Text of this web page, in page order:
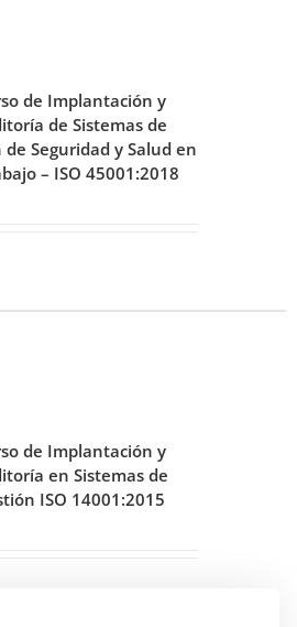
de Implantación y
de Sistemas de
de Seguridad y Salud en
– ISO 45001:2018
de Implantación y
en Sistemas de
ISO 14001:2015